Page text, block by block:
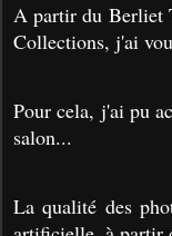
A partir du Berliet
Collections, j'ai
Pour cela, j'ai pu
salon...
La qualité des